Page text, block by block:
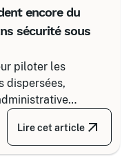
encore du
sécurité sous
piloter les
dispersées,
structurer un suivi
spécialisé comme
de formation (TMS).
Lire cet article